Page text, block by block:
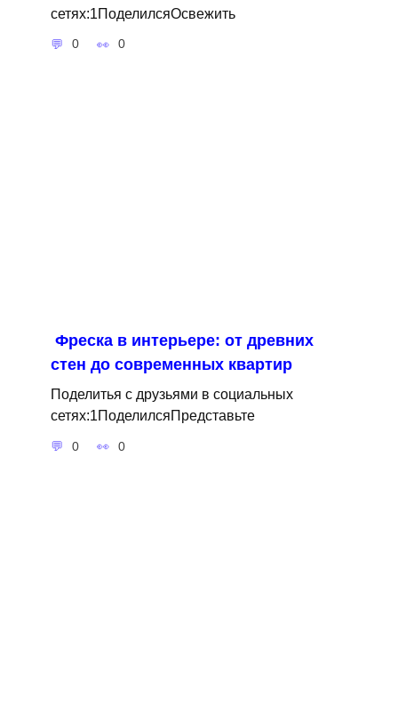
сетях:1ПоделилсяОсвежить
0 0
Фреска в интерьере: от древних
стен до современных квартир
Поделитья с друзьями в социальных
сетях:1ПоделилсяПредставьте
0 0